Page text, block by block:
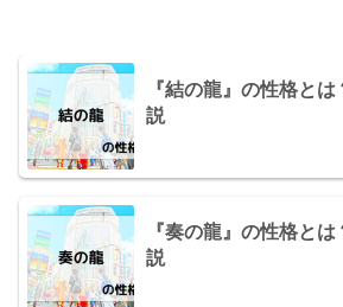
『結の龍』の性格と
説
『奏の龍』の性格と
説